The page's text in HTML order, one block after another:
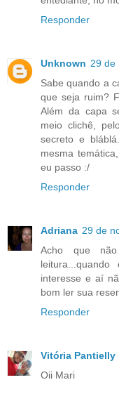
Responder
Unknown 29 de
Sabe quando a
que seja ruim?
Além da capa
meio clichê,
secreto e
mesma
eu passo :/
Responder
Adriana 29 de
Acho que
interesse e aí
bom ler sua
Responder
Vitória Pantielly
Oii Mari